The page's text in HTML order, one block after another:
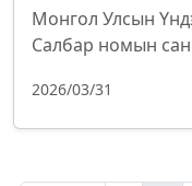
Монгол Улсын
Салбар номын сан
2026/03/31